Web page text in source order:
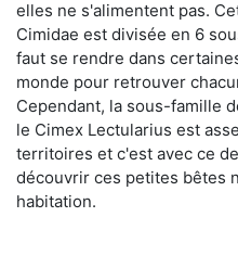
elles ne s'alimentent pas.
Cimidae est divisée en 6
faut se rendre dans
monde pour retrouver
Cependant, la sous-famille
le Cimex Lectularius est
territoires et c'est avec ce
découvrir ces petites bêtes
habitation.